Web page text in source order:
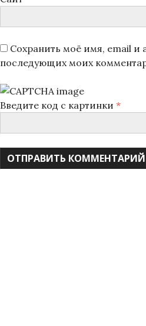
Сохранить моё имя, email и
последующих моих
Введите код с картинки *